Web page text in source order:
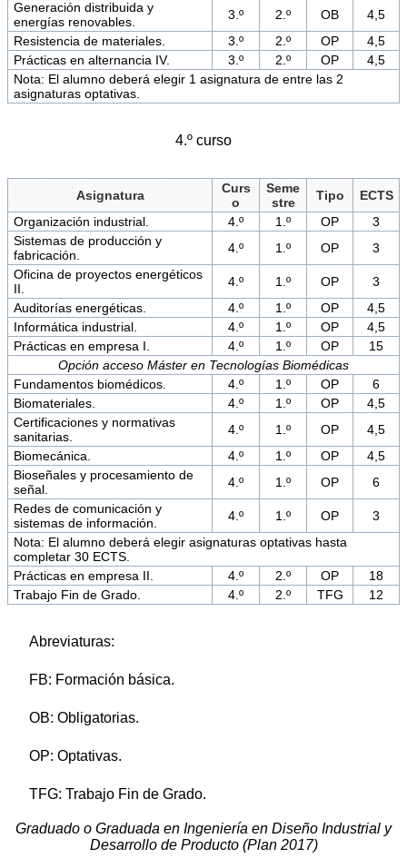
Generación distribuida y
energías renovables.
3.º 2.º OB
4,5
Resistencia de materiales.
3.º 2.º OP
4,5
Prácticas en alternancia IV.
3.º 2.º OP
4,5
Nota: El alumno deberá elegir 1 asignatura de entre las 2
asignaturas optativas.
4.º curso
Asignatura
Curs
o
Seme
stre
Tipo
ECTS
Organización industrial.
4.º 1.º OP
3
Sistemas de producción y
fabricación.
4.º 1.º OP
3
Oficina de proyectos energéticos
II.
4.º 1.º OP
3
Auditorías energéticas.
4.º 1.º OP
4,5
Informática industrial.
4.º 1.º OP
4,5
Prácticas en empresa I.
4.º 1.º OP
15
Opción acceso Máster en Tecnologías Biomédicas
Fundamentos biomédicos.
4.º 1.º OP
6
Biomateriales.
4.º 1.º OP
4,5
Certificaciones y normativas
sanitarias.
4.º 1.º OP
4,5
Biomecánica.
4.º 1.º OP
4,5
Bioseñales y procesamiento de
señal.
4.º 1.º OP
6
Redes de comunicación y
sistemas de información.
4.º 1.º OP
3
Nota: El alumno deberá elegir asignaturas optativas hasta
completar 30 ECTS.
Prácticas en empresa II.
4.º 2.º OP
18
Trabajo Fin de Grado.
4.º 2.º TFG 12
Abreviaturas:
FB: Formación básica.
OB: Obligatorias.
OP: Optativas.
TFG: Trabajo Fin de Grado.
Graduado o Graduada en Ingeniería en Diseño Industrial y
Desarrollo de Producto (Plan 2017)